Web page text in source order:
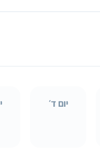
יום ד׳